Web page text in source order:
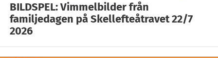
BILDSPEL: Vimmelbilder från
familjedagen på Skellefteåtravet 22/7
2026